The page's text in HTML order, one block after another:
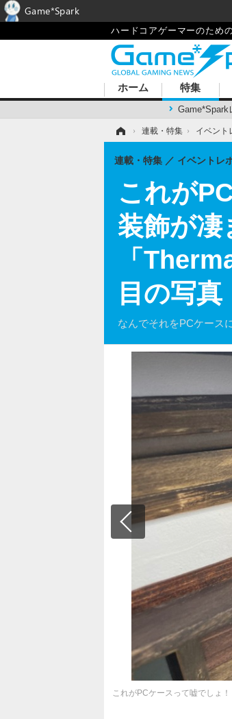
ハードコアゲーマーのため
ホーム 特集
Game*Spark
› 連載・特集 › イベント
これが
装飾が凄
「
目の写真
なんでそれをPCケー
連載・特集 イベントレ
これがPCケースって嘘でしょ
Game*Spark